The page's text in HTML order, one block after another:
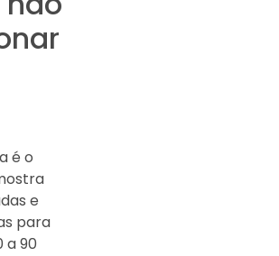
é o
e
para
a 90